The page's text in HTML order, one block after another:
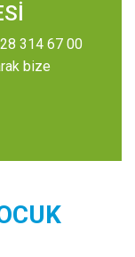
314 67 00
bize